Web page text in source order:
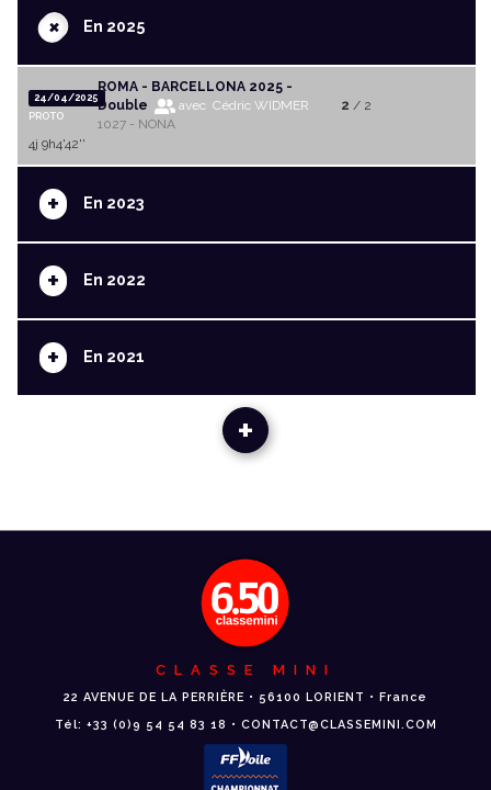
+En 2025
24/04/2025
PROTO
ROMA - BARCELLONA 2025 -
Double
avec Cédric WIDMER
1027 - NONA
2 / 2
4j 9h4'42''
+ En 2023
+ En 2022
+ En 2021
+
CLASSE MINI
22 AVENUE DE LA PERRIÈRE • 56100 LORIENT • France
Tél: +33 (0)9 54 54 83 18 • CONTACT@CLASSEMINI.COM